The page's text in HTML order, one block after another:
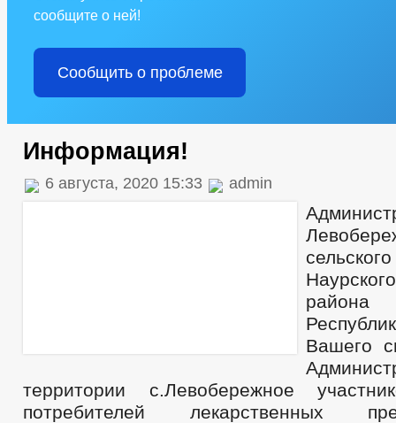
сообщите о ней!
Сообщить о проблеме
Информация!
6 августа, 2020 15:33 admin
Вашего
территории с.Левобережное
потребителей лекарственных